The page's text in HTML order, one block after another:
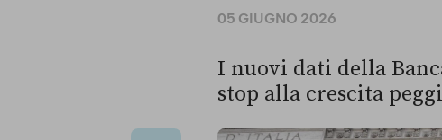
05 GIUGNO 2026
I nuovi dati della
stop alla crescita